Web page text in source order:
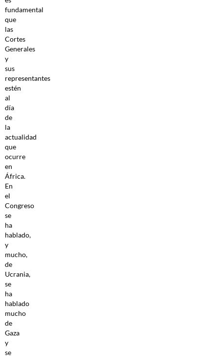
fundamental
que
las
Cortes
Generales
y
sus
representantes
estén
al
día
de
la
actualidad
que
ocurre
en
África.
En
el
Congreso
se
ha
hablado,
y
mucho,
de
Ucrania,
se
ha
hablado
mucho
de
Gaza
y
se